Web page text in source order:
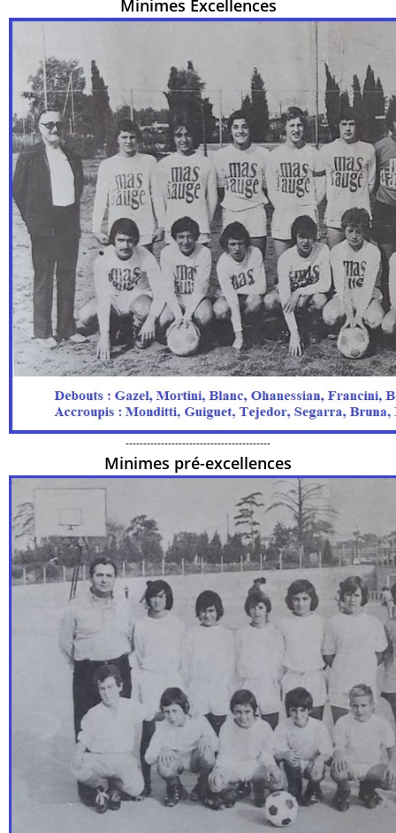
Minimes Excellences
-----------------------------------------
Minimes pré-excellences